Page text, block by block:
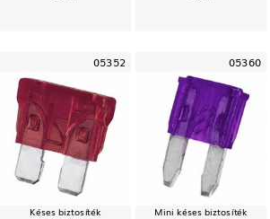
05352
Késes biztosíték
05360
Mini késes biztosíték